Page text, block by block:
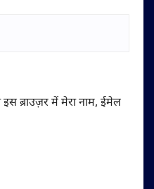
ब्राउज़र में मेरा नाम, ईमेल